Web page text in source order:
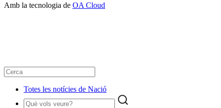
Amb la tecnologia de OA Cloud
Totes les notícies de Nació